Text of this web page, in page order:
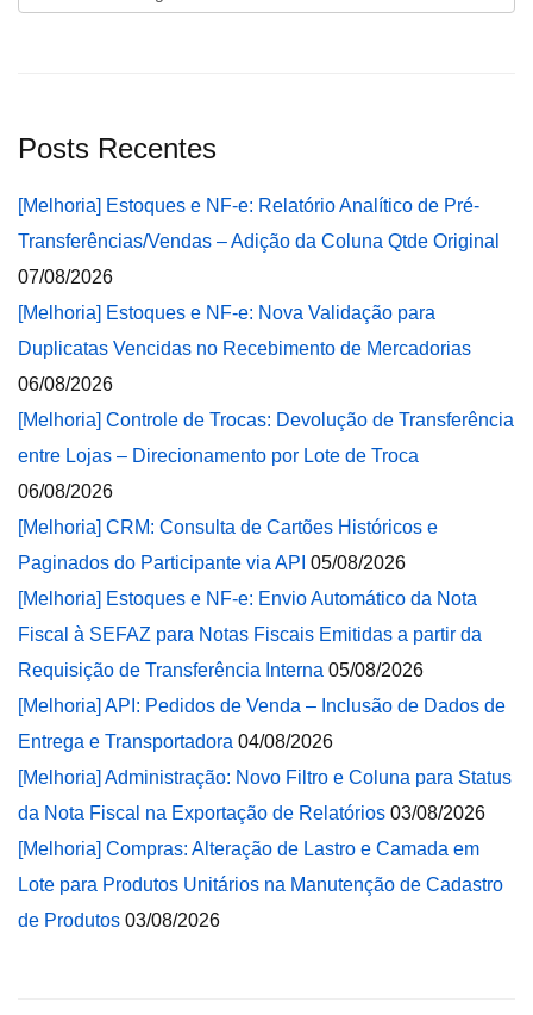
Posts Recentes
[Melhoria] Estoques e NF-e: Relatório Analítico de Pré-
Transferências/Vendas – Adição da Coluna Qtde Original
07/08/2026
[Melhoria] Estoques e NF-e: Nova Validação para
Duplicatas Vencidas no Recebimento de Mercadorias
06/08/2026
[Melhoria] Controle de Trocas: Devolução de Transferência
entre Lojas – Direcionamento por Lote de Troca
06/08/2026
[Melhoria] CRM: Consulta de Cartões Históricos e
Paginados do Participante via API 05/08/2026
[Melhoria] Estoques e NF-e: Envio Automático da Nota
Fiscal à SEFAZ para Notas Fiscais Emitidas a partir da
Requisição de Transferência Interna 05/08/2026
[Melhoria] API: Pedidos de Venda – Inclusão de Dados de
Entrega e Transportadora 04/08/2026
[Melhoria] Administração: Novo Filtro e Coluna para Status
da Nota Fiscal na Exportação de Relatórios 03/08/2026
[Melhoria] Compras: Alteração de Lastro e Camada em
Lote para Produtos Unitários na Manutenção de Cadastro
de Produtos 03/08/2026